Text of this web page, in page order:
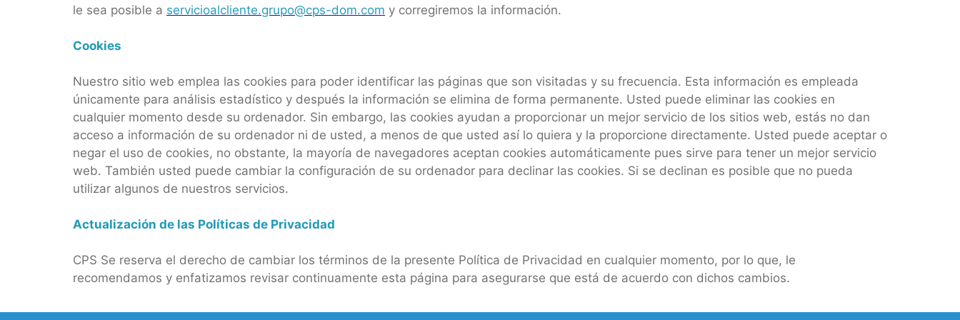
le sea posible a servicioalcliente.grupo@cps-dom.com y corregiremos la información.
Cookies
Nuestro sitio web emplea las cookies para poder identificar las páginas que son visitadas y su frecuencia. Esta información es empleada
únicamente para análisis estadístico y después la información se elimina de forma permanente. Usted puede eliminar las cookies en
cualquier momento desde su ordenador. Sin embargo, las cookies ayudan a proporcionar un mejor servicio de los sitios web, estás no dan
acceso a información de su ordenador ni de usted, a menos de que usted así lo quiera y la proporcione directamente. Usted puede aceptar o
negar el uso de cookies, no obstante, la mayoría de navegadores aceptan cookies automáticamente pues sirve para tener un mejor servicio
web. También usted puede cambiar la configuración de su ordenador para declinar las cookies. Si se declinan es posible que no pueda
utilizar algunos de nuestros servicios.
Actualización de las Políticas de Privacidad
CPS Se reserva el derecho de cambiar los términos de la presente Política de Privacidad en cualquier momento, por lo que, le
recomendamos y enfatizamos revisar continuamente esta página para asegurarse que está de acuerdo con dichos cambios.